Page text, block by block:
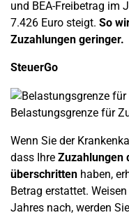
und BEA-Freibetrag im
7.426 Euro steigt. So
Zuzahlungen geringer.
SteuerGo
Belastungsgrenze für
Wenn Sie der
dass Ihre Zuzahlungen
überschritten haben,
Betrag erstattet.
Jahres nach, werden